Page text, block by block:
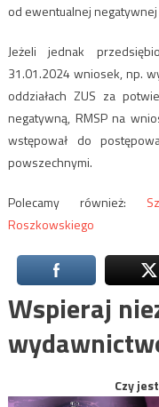
od ewentualnej negatywnej
Jeżeli jednak
31.01.2024 wniosek, np.
oddziałach ZUS za
negatywną, RMSP na
wstępował do
powszechnymi.
Polecamy również:
Roszkowskiego
Wspieraj
Czy